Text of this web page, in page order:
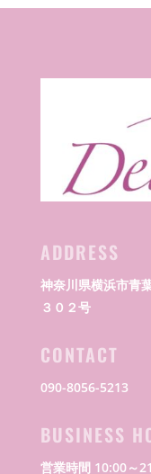
ADDRESS
神奈川県横浜市青
３０２号
CONTACT
090-8056-5213
BUSINESS
営業時間 10:00～